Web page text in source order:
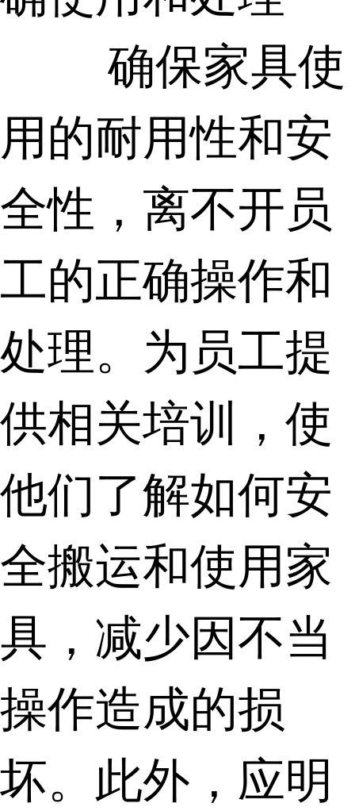
确保家具使
用的耐用性和安
全性，离不开员
工的正确操作和
处理。为员工提
供相关培训，使
他们了解如何安
全搬运和使用家
具，减少因不当
操作造成的损
坏。此外，应明